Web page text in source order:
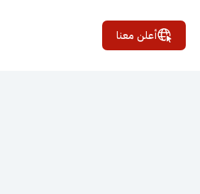
أعلن معنا